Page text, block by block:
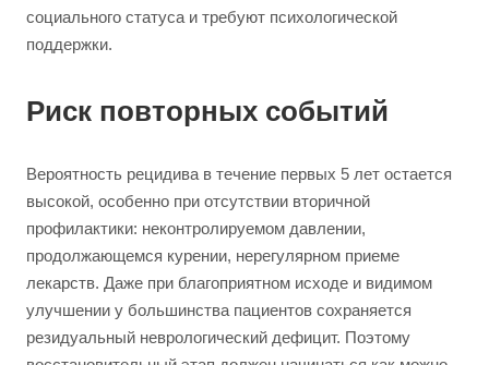
социального статуса и требуют психологической
поддержки.
Риск повторных событий
Вероятность рецидива в течение первых 5 лет остается
высокой, особенно при отсутствии вторичной
профилактики: неконтролируемом давлении,
продолжающемся курении, нерегулярном приеме
лекарств. Даже при благоприятном исходе и видимом
улучшении у большинства пациентов сохраняется
резидуальный неврологический дефицит. Поэтому